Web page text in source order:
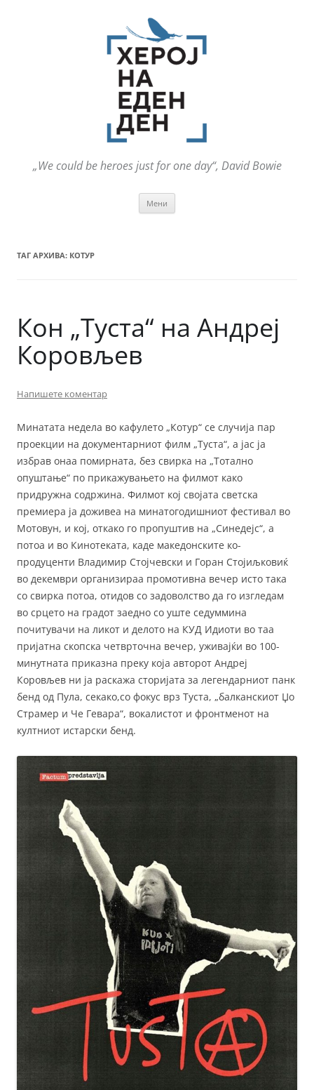
„We could be heroes just for one day“, David Bowie
Мени
ТАГ АРХИВА: КОТУР
Кон „Туста“ на Андреј
Коровљев
Напишете коментар
Минатата недела во кафулето „Котур“ се случија пар
проекции на документарниот филм „Туста“, а јас ја
избрав онаа помирната, без свирка на „Тотално
опуштање“ по прикажувањето на филмот како
придружна содржина. Филмот кој својата светска
премиера ја доживеа на минатогодишниот фестивал во
Мотовун, и кој, откако го пропуштив на „Синедејс“, а
потоа и во Кинотеката, каде македонските ко-
продуценти Владимир Стојчевски и Горан Стојиљковиќ
во декември организираа промотивна вечер исто така
со свирка потоа, отидов со задоволство да го изгледам
во срцето на градот заедно со уште седуммина
почитувачи на ликот и делото на КУД Идиоти во таа
пријатна скопска четврточна вечер, уживајќи во 100-
минутната приказна преку која авторот Андреј
Коровљев ни ја раскажа сторијата за легендарниот панк
бенд од Пула, секако,со фокус врз Туста, „балканскиот Џо
Страмер и Че Гевара“, вокалистот и фронтменот на
култниот истарски бенд.